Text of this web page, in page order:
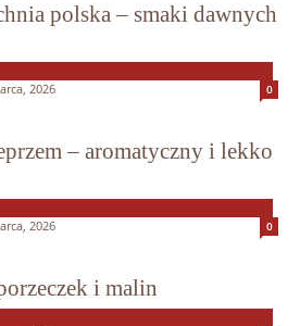
polska – smaki dawnych
2026 0
– aromatyczny i lekko
2026 0
i malin